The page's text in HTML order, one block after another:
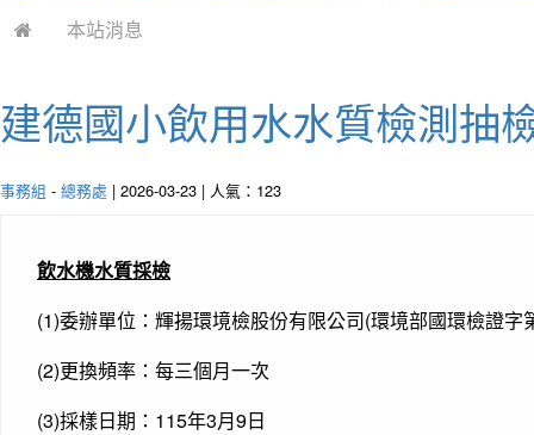
本站消息
建德國小飲用水水質檢測抽
事務組 - 總務處 | 2026-03-23 | 人氣：123
飲水機水質採檢
(1)委辦單位：輝揚環境檢股份有限公司(環境部國環檢證字
(2)更換頻率：每三個月一次
(3)採樣日期：115年3月9日